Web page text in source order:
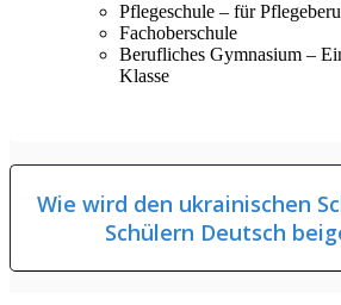
Pflegeschule – für
Fachoberschule
Berufliches Gymnasium –
Klasse
Wie wird den ukrainischen
Schülern Deutsch